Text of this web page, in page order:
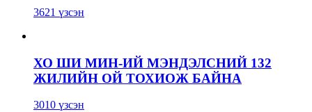
3621 үзсэн
ХО ШИ МИН-ИЙ МЭНДЭЛСНИЙ 132
ЖИЛИЙН ОЙ ТОХИОЖ БАЙНА
3010 үзсэн